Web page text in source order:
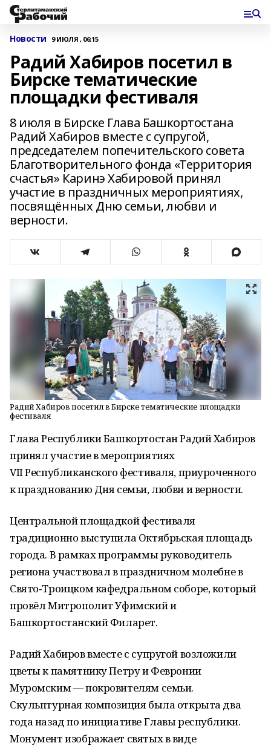
Новости 9 ИЮЛЯ , 06:15
Радий Хабиров посетил в
Бирске тематические
площадки фестиваля
8 июля в Бирске Глава Башкортостана
Радий Хабиров вместе с супругой,
председателем попечительского совета
Благотворительного фонда «Территория
счастья» Каринэ Хабировой принял
участие в праздничных мероприятиях,
посвящённых Дню семьи, любви и
верности.
Радий Хабиров посетил в Бирске тематические площадки
фестиваля
Глава Республики Башкортостан Радий Хабиров
принял участие в мероприятиях
VII Республиканского фестиваля, приуроченного
к празднованию Дня семьи, любви и верности.
Центральной площадкой фестиваля
традиционно выступила Октябрьская площадь
города. В рамках программы руководитель
региона участвовал в праздничном молебне в
Свято‑Троицком кафедральном соборе, который
провёл Митрополит Уфимский и
Башкортостанский Филарет.
Радий Хабиров вместе с супругой возложили
цветы к памятнику Петру и Февронии
Муромским — покровителям семьи.
Скульптурная композиция была открыта два
года назад по инициативе Главы республики.
Монумент изображает святых в виде